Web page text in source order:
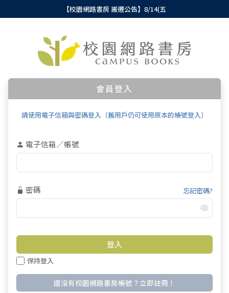
【校園網路書房 搬遷公告】8/14(五
會員登入
請使用電子信箱與密碼登入（舊用戶仍可使用原本的帳號登入）
電子信箱／帳號
密碼 忘記密碼?
保持登入
還沒有校園網路書房帳號？立即註冊！